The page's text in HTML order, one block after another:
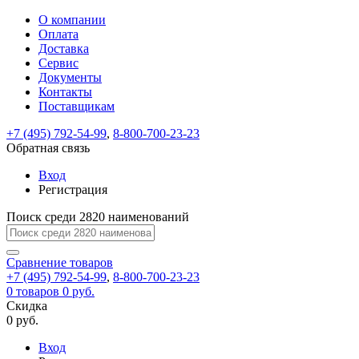
ВходРегистрация
Только
test@example.com
отправлена
по
ней
для
регистрации.
Ок
Только
Запомнить
меня
Забыли
Восстановление
пароля
Заполните
форму.
Мы
отправим
ссылку
на
указанный
электронный
адрес,
перейдя
по
которой
вы
новый
На
вашу
test@test.ru
отправлена
ссылка.
Перейдите
по
для
смены
пароля.
Введите
новый
пароль
Сменить
Пароль
успешно
Войти
Обратная
связь
Сообщение
пользовательского
соглашения
Ваше
сообщение
успешно
О компании
Оплата
Доставка
Сервис
Документы
Контакты
Поставщикам
+7 (495) 792-54-99, 8-800-700-23-23
Обратная связь
Вход
Регистрация
Поиск среди 2820 наименований
Сравнение товаров
+7 (495) 792-54-99, 8-800-700-23-23
0 товаров 0 руб.
Скидка
0 руб.
Вход